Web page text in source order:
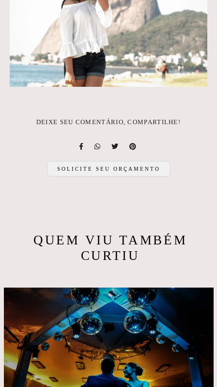
DEIXE SEU COMENTÁRIO, COMPARTILHE!
SOLICITE SEU ORÇAMENTO
QUEM VIU TAMBÉM
CURTIU